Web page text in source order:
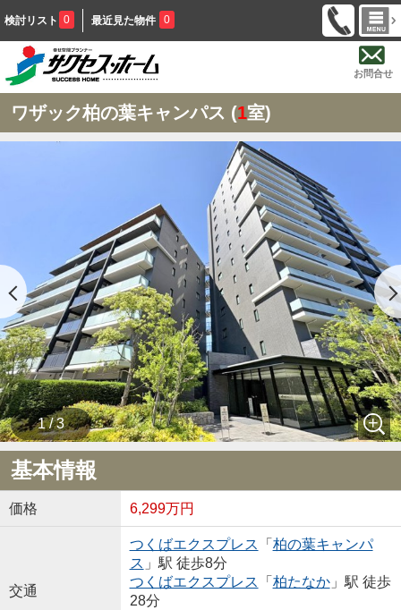
検討リスト 0 最近見た物件 0
お問合せ
ワザック柏の葉キャンパス (1室)
1 / 3
基本情報
価格 6,299万円
交通
つくばエクスプレス 「 柏の葉キャンパ
ス 」駅 徒歩8分
つくばエクスプレス 「 柏たなか」駅 徒歩
28分